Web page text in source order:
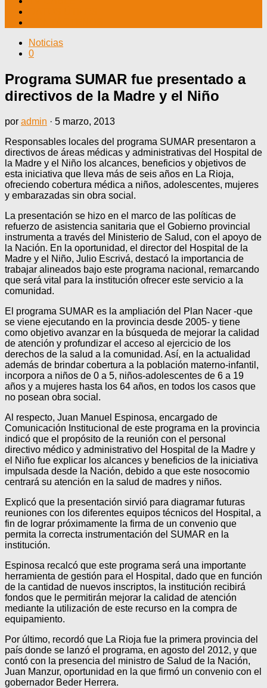
Noticias
0
Programa SUMAR fue presentado a
directivos de la Madre y el Niño
por admin · 5 marzo, 2013
Responsables locales del programa SUMAR presentaron a
directivos de áreas médicas y administrativas del Hospital de
la Madre y el Niño los alcances, beneficios y objetivos de
esta iniciativa que lleva más de seis años en La Rioja,
ofreciendo cobertura médica a niños, adolescentes, mujeres
y embarazadas sin obra social.
La presentación se hizo en el marco de las políticas de
refuerzo de asistencia sanitaria que el Gobierno provincial
instrumenta a través del Ministerio de Salud, con el apoyo de
la Nación. En la oportunidad, el director del Hospital de la
Madre y el Niño, Julio Escrivá, destacó la importancia de
trabajar alineados bajo este programa nacional, remarcando
que será vital para la institución ofrecer este servicio a la
comunidad.
El programa SUMAR es la ampliación del Plan Nacer -que
se viene ejecutando en la provincia desde 2005- y tiene
como objetivo avanzar en la búsqueda de mejorar la calidad
de atención y profundizar el acceso al ejercicio de los
derechos de la salud a la comunidad. Así, en la actualidad
además de brindar cobertura a la población materno-infantil,
incorpora a niños de 0 a 5, niños-adolescentes de 6 a 19
años y a mujeres hasta los 64 años, en todos los casos que
no posean obra social.
Al respecto, Juan Manuel Espinosa, encargado de
Comunicación Institucional de este programa en la provincia
indicó que el propósito de la reunión con el personal
directivo médico y administrativo del Hospital de la Madre y
el Niño fue explicar los alcances y beneficios de la iniciativa
impulsada desde la Nación, debido a que este nosocomio
centrará su atención en la salud de madres y niños.
Explicó que la presentación sirvió para diagramar futuras
reuniones con los diferentes equipos técnicos del Hospital, a
fin de lograr próximamente la firma de un convenio que
permita la correcta instrumentación del SUMAR en la
institución.
Espinosa recalcó que este programa será una importante
herramienta de gestión para el Hospital, dado que en función
de la cantidad de nuevos inscriptos, la institución recibirá
fondos que le permitirán mejorar la calidad de atención
mediante la utilización de este recurso en la compra de
equipamiento.
Por último, recordó que La Rioja fue la primera provincia del
país donde se lanzó el programa, en agosto del 2012, y que
contó con la presencia del ministro de Salud de la Nación,
Juan Manzur, oportunidad en la que firmó un convenio con el
gobernador Beder Herrera.